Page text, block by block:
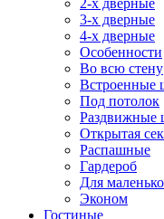
2-х дверные
3-х дверные
4-х дверные
Особенности
Во всю стену
Встроенные
Под потолок
Раздвижные
Открытая
Распашные
Гардероб
Для
Эконом
Гостиные